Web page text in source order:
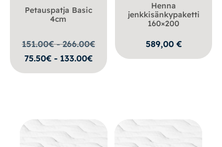
Petauspatja Basic
4cm
151.00€ - 266.00€
75.50€ - 133.00€
Henna
jenkkisänkypaketti
160×200
589,00 €